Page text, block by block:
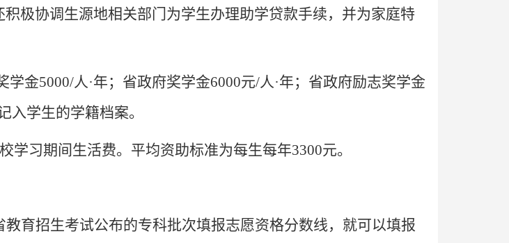
极协调生源地相关部门为学生办理助学贷款手续，并为家庭特
金5000/人·年；省政府奖学金6000元/人·年；省政府励志奖学金
入学生的学籍档案。
习期间生活费。平均资助标准为每生每年3300元。
育招生考试公布的专科批次填报志愿资格分数线，就可以填报